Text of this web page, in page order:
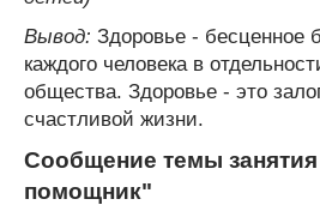
Вывод: Здоровье - бесценное
каждого человека в
общества. Здоровье - это
счастливой жизни.
Сообщение темы
помощник"